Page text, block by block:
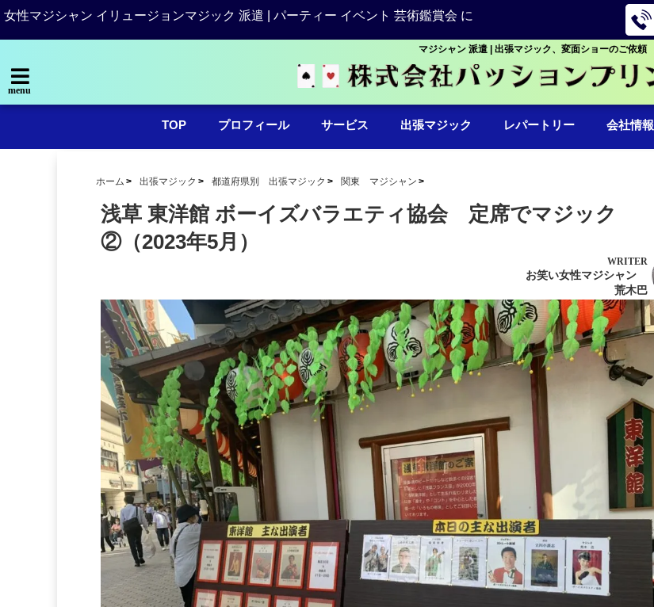
女性マジシャン イリュージョンマジック 派遣 | パーティー イベント 芸術鑑賞会 に
マジシャン 派遣 | 出張マジック、変面ショーのご依頼
menu
TOP プロフィール サービス 出張マジック レパートリー 会社情報
ホーム 出張マジック 都道府県別 出張マジック 関東 マジシャン
浅草 東洋館 ボーイズバラエティ協会 定席でマジック
②（2023年5月）
WRITER
お笑い女性マジシャン
荒木巴